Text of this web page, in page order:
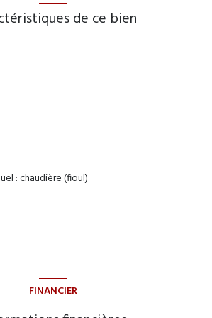
de ce bien
: chaudière (fioul)
FINANCIER